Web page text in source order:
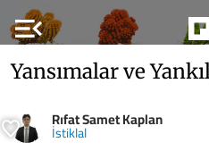
menu_open
Yansımalar ve
Rıfat Samet Kaplan
İstiklal